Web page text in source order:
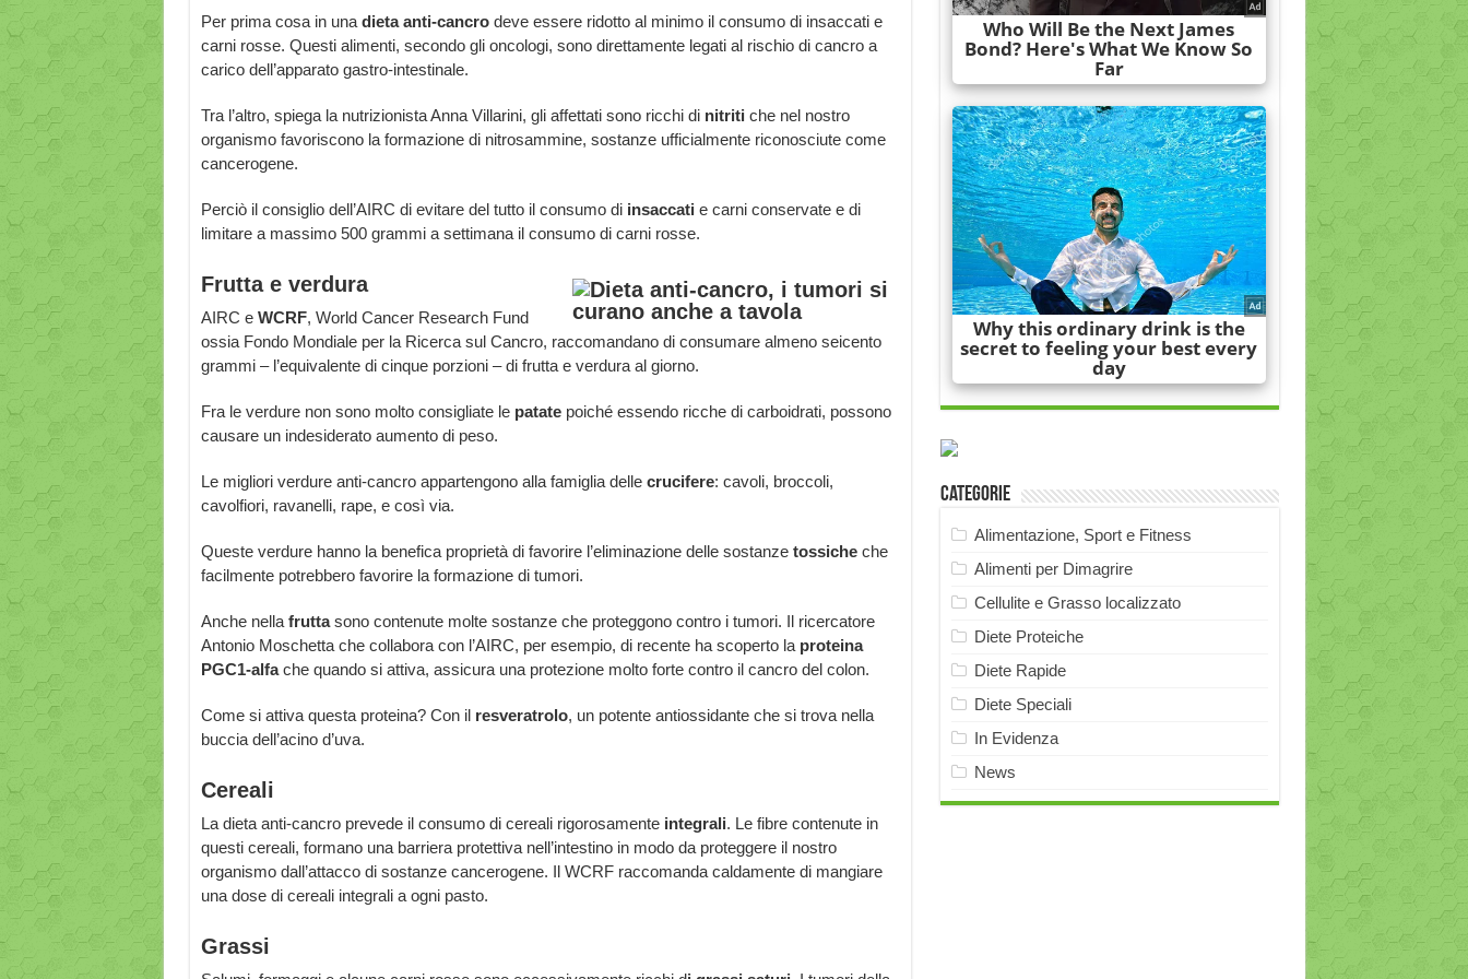
Per prima cosa in una dieta anti-cancrodeve essere ridotto al minimo il consumo di insaccati e
carni rosse. Questi alimenti, secondo gli oncologi, sono direttamente legati al rischio di cancro a
carico dell’apparato gastro-intestinale.
Tra l’altro, spiega la nutrizionista Anna Villarini, gli affettati sono ricchi dinitriti che nel nostro
organismo favoriscono la formazione di nitrosammine, sostanze ufficialmente riconosciute come
cancerogene.
Perciò il consiglio dell’AIRC di evitare del tutto il consumo di insaccati e carni conservate e di
limitare a massimo 500 grammi a settimana il consumo di carni rosse.
Frutta e verdura
AIRC e WCRF, World Cancer Research Fund
ossia Fondo Mondiale per la Ricerca sul Cancro, raccomandano di consumare almeno seicento
grammi – l’equivalente di cinque porzioni – di frutta e verdura al giorno.
Fra le verdure non sono molto consigliate le patatepoiché essendo ricche di carboidrati, possono
causare un indesiderato aumento di peso.
Le migliori verdure anti-cancro appartengono alla famiglia delle crucifere: cavoli, broccoli,
cavolfiori, ravanelli, rape, e così via.
Queste verdure hanno la benefica proprietà di favorire l’eliminazione delle sostanzetossicheche
facilmente potrebbero favorire la formazione di tumori.
Anche nella fruttasono contenute molte sostanze che proteggono contro i tumori. Il ricercatore
Antonio Moschetta che collabora con l’AIRC, per esempio, di recente ha scoperto la proteina
PGC1-alfache quando si attiva, assicura una protezione molto forte contro il cancro del colon.
Come si attiva questa proteina? Con il resveratrolo, un potente antiossidante che si trova nella
buccia dell’acino d’uva.
Cereali
La dieta anti-cancro prevede il consumo di cereali rigorosamente integrali. Le fibre contenute in
questi cereali, formano una barriera protettiva nell’intestino in modo da proteggere il nostro
organismo dall’attacco di sostanze cancerogene. Il WCRF raccomanda caldamente di mangiare
una dose di cereali integrali a ogni pasto.
Grassi
Categorie
Alimentazione, Sport e Fitness
Alimenti per Dimagrire
Cellulite e Grasso localizzato
Diete Proteiche
Diete Rapide
Diete Speciali
In Evidenza
News